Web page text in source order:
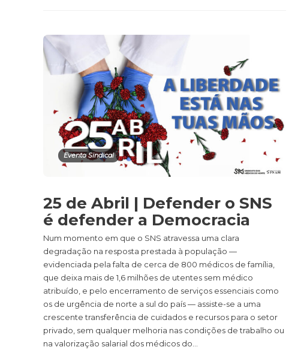
Evento Sindical
25 de Abril | Defender o SNS
é defender a Democracia
Num momento em que o SNS atravessa uma clara
degradação na resposta prestada à população —
evidenciada pela falta de cerca de 800 médicos de família,
que deixa mais de 1,6 milhões de utentes sem médico
atribuído, e pelo encerramento de serviços essenciais como
os de urgência de norte a sul do país — assiste-se a uma
crescente transferência de cuidados e recursos para o setor
privado, sem qualquer melhoria nas condições de trabalho ou
na valorização salarial dos médicos do...